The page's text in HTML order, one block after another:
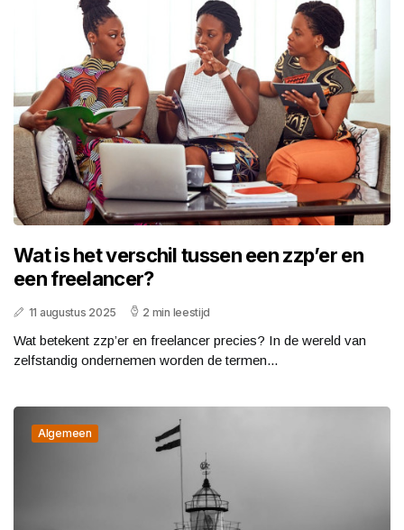
Wat is het verschil tussen een zzp’er en
een freelancer?
11 augustus 2025 2 min leestijd
Wat betekent zzp’er en freelancer precies? In de wereld van
zelfstandig ondernemen worden de termen...
Algemeen